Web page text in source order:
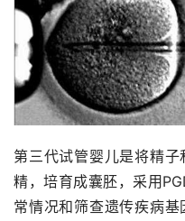
第三代试管婴儿是将精
精，培育成囊胚，采用
常情况和筛查遗传疾病